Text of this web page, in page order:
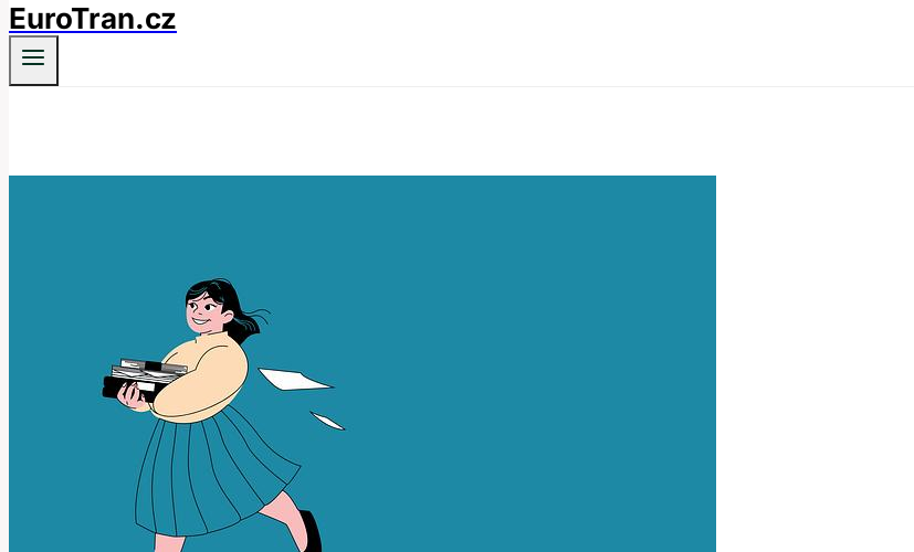
EuroTran.cz